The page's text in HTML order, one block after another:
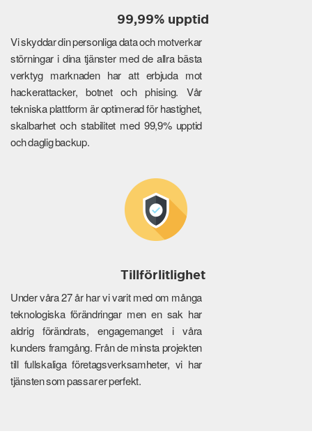
99,99% upptid
Vi skyddar din personliga data och motverkar
störningar i dina tjänster med de allra bästa
verktyg marknaden har att erbjuda mot
hackerattacker, botnet och phising. Vår
tekniska plattform är optimerad för hastighet,
skalbarhet och stabilitet med 99,9% upptid
och daglig backup.
Tillförlitlighet
Under våra 27 år har vi varit med om många
teknologiska förändringar men en sak har
aldrig förändrats, engagemanget i våra
kunders framgång. Från de minsta projekten
till fullskaliga företagsverksamheter, vi har
tjänsten som passar er perfekt.